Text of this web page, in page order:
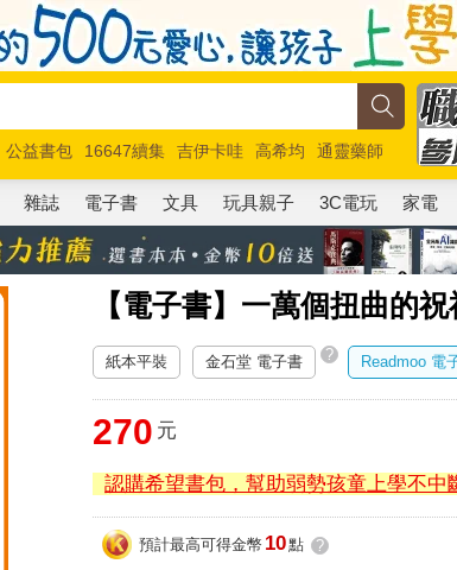
公益書包 16647續集 吉伊卡哇 高希均
通靈藥師
馬斯克 玩具總動員5 超慢跑
雜誌 電子書 文具 玩具親子 3C電玩 家電
【電子書】一萬個扭曲的祝
紙本平裝 金石堂 電子書 ? Readmoo 電
270 元
認購希望書包，幫助弱勢孩童上學不中
預計最高可得金幣 10點 ?